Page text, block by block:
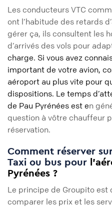
Les conducteurs VTC
ont l’habitude des retards
gérer ça, ils consultent les
d’arrivés des vols pour
charge. Si vous avez
important de votre avion,
aéroport au plus vite pour
dispositions. Le temps
de Pau Pyrénées est en
question à vôtre chauffeur
réservation.
Comment réserver
Taxi ou bus pour
Pyrénées ?
Le principe de Groupito est
comparer les prix et les